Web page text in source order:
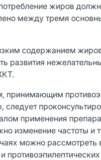
жиров
между тремя
содержанием
развития
принимающим
следует
применения
изменение частоты и
можно рассмотреть